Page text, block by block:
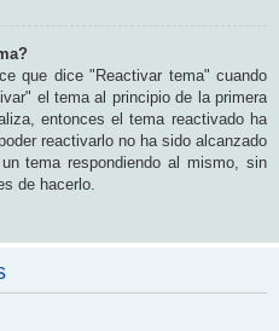
que dice "Reactivar tema" cuando
el tema al principio de la primera
entonces el tema reactivado ha
reactivarlo no ha sido alcanzado
tema respondiendo al mismo, sin
de hacerlo.